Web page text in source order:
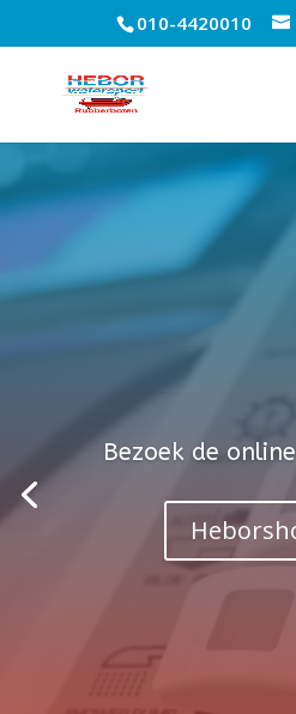
010-4420010
Bezoek de